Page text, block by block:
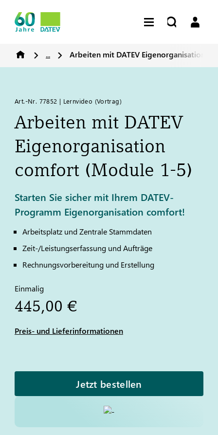
... Arbeiten mit DATEV Eigenorganisation
Art.-Nr. 77852 | Lernvideo (Vortrag)
Arbeiten mit DATEV
Eigenorganisation
comfort (Module 1-5)
Starten Sie sicher mit Ihrem DATEV-
Programm Eigenorganisation comfort!
Arbeitsplatz und Zentrale Stammdaten
Zeit-/Leistungserfassung und Aufträge
Rechnungsvorbereitung und Erstellung
Einmalig
445,00 €
Preis- und Lieferinformationen
Jetzt bestellen